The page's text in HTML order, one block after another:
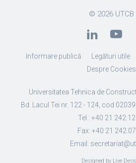
© 2026 UTCB
Informare publică Legături utile
Despre Cookies
Universitatea Tehnica de
Bd. Lacul Tei nr. 122 - 124, cod
Tel.: +40 21
Fax: +40 21
Email:
Designed by Live